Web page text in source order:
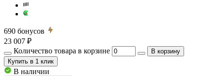
690 бонусов
23 007 ₽
Количество товара в корзине
В корзину
Купить в 1 клик
В наличии